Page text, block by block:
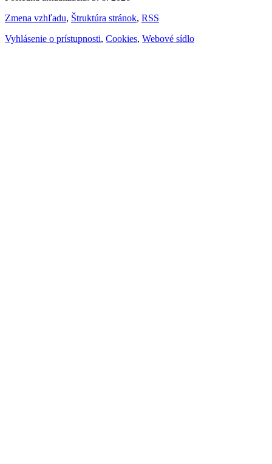
Zmena vzhľadu, Štruktúra stránok, RSS
Vyhlásenie o prístupnosti, Cookies, Webové sídlo